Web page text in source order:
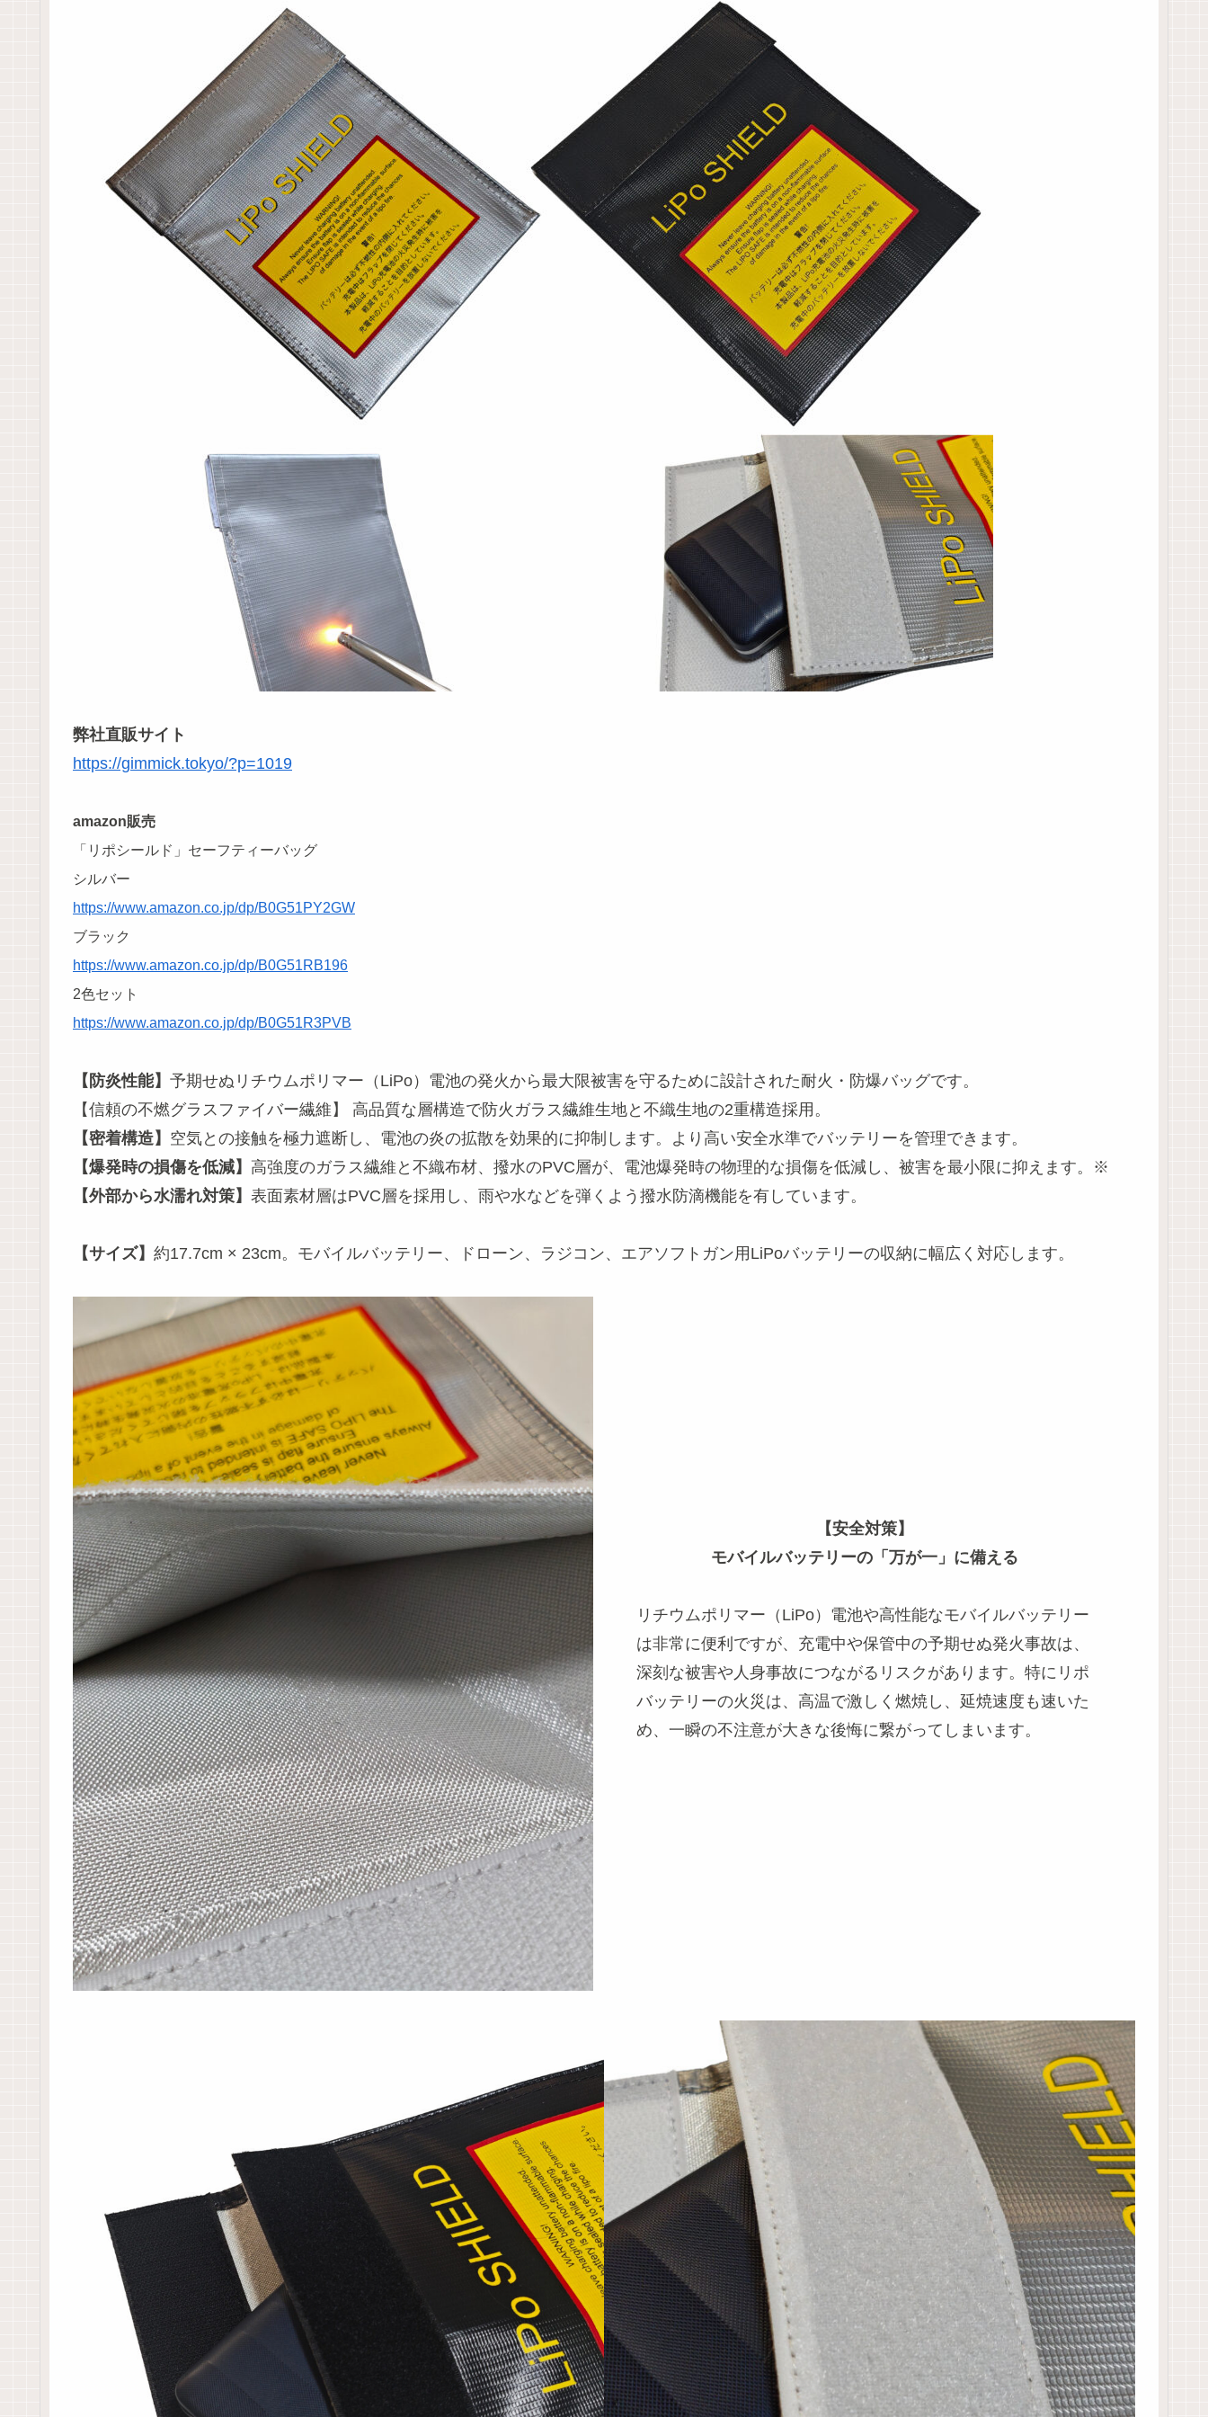
弊社直販サイト
https://gimmick.tokyo/?p=1019
amazon販売
「リポシールド」セーフティーバッグ
シルバー
https://www.amazon.co.jp/dp/B0G51PY2GW
ブラック
https://www.amazon.co.jp/dp/B0G51RB196
2色セット
https://www.amazon.co.jp/dp/B0G51R3PVB
【防炎性能】 予期せぬリチウムポリマー（LiPo）電池の発火から最大限被害を守るために設計された耐火・防爆バッグです。
【信頼の不燃グラスファイバー繊維】 高品質な層構造で防火ガラス繊維生地と不織生地の2重構造採用。
【密着構造】 空気との接触を極力遮断し、電池の炎の拡散を効果的に抑制します。より高い安全水準でバッテリーを管理できます。
【爆発時の損傷を低減】 高強度のガラス繊維と不織布材、撥水のPVC層が、電池爆発時の物理的な損傷を低減し、被害を最小限に抑えます。※
【外部から水濡れ対策】 表面素材層はPVC層を採用し、雨や水などを弾くよう撥水防滴機能を有しています。
【サイズ】 約17.7cm × 23cm。モバイルバッテリー、ドローン、ラジコン、エアソフトガン用LiPoバッテリーの収納に幅広く対応します。
【安全対策】
モバイルバッテリーの「万が一」に備える
リチウムポリマー（LiPo）電池や高性能なモバイルバッテリー
は非常に便利ですが、充電中や保管中の予期せぬ発火事故は、
深刻な被害や人身事故につながるリスクがあります。特にリポ
バッテリーの火災は、高温で激しく燃焼し、延焼速度も速いた
め、一瞬の不注意が大きな後悔に繋がってしまいます。